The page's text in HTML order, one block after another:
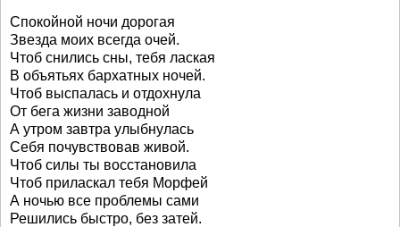
Спокойной ночи дорогая
Звезда моих всегда очей.
Чтоб снились сны, тебя лаская
В объятьях бархатных ночей.
Чтоб выспалась и отдохнула
От бега жизни заводной
А утром завтра улыбнулась
Себя почувствовав живой.
Чтоб силы ты восстановила
Чтоб приласкал тебя Морфей
А ночью все проблемы сами
Решились быстро, без затей.